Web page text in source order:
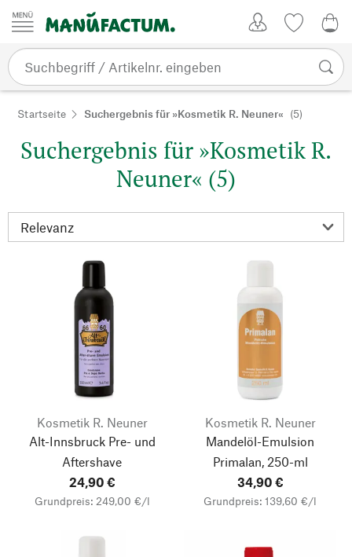
Zum Inhalt springen
Startseite Suchergebnis für »Kosmetik R. Neuner« (5)
Suchergebnis für »Kosmetik R.
Neuner« (5)
Kosmetik R. Neuner
Alt-Innsbruck Pre- und
Aftershave
24,90 €
Grundpreis: 249,00 €/l
Kosmetik R. Neuner
Mandelöl-Emulsion
Primalan, 250-ml
34,90 €
Grundpreis: 139,60 €/l